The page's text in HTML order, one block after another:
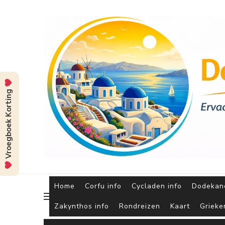
Home Corfu info Cycladen info
Zakynthos info Rondreizen Kaart
Vroegboek Korting